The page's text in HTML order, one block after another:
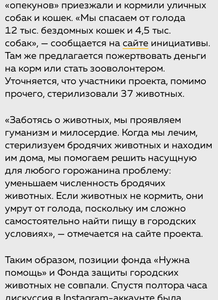
«опекунов» приезжали и кормили уличных
собак и кошек. «Мы спасаем от голода
12 тыс. бездомных кошек и 4,5 тыс.
собак», — сообщается на сайте инициативы.
Там же предлагается пожертвовать деньги
на корм или стать зооволонтером.
Уточняется, что участники проекта, помимо
прочего, стерилизовали 37 животных.
«Заботясь о животных, мы проявляем
гуманизм и милосердие. Когда мы лечим,
стерилизуем бродячих животных и находим
им дома, мы помогаем решить насущную
для любого горожанина проблему:
уменьшаем численность бродячих
животных. Если животных не кормить, они
умрут от голода, поскольку им сложно
самостоятельно найти пищу в городских
условиях», — отмечается на сайте проекта.
Таким образом, позиции фонда «Нужна
помощь» и Фонда защиты городских
животных не совпали. Спустя полтора часа
дискуссия в Instagram-аккаунте была